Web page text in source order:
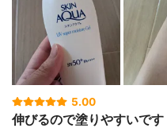
5.00
伸びるので塗りやすいです